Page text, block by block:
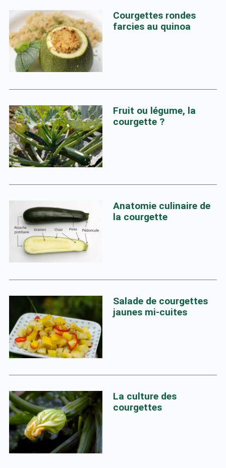
Courgettes rondes
farcies au quinoa
Fruit ou légume, la
courgette ?
Anatomie culinaire de
la courgette
Salade de courgettes
jaunes mi-cuites
La culture des
courgettes